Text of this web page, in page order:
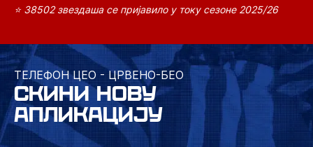
⭐ 38502 звездаша се пријавило у току сезоне 2025/26
ТЕЛЕФОН ЦЕО - ЦРВЕНО-БЕО
СКИНИ НОВУ
АПЛИКАЦИЈУ